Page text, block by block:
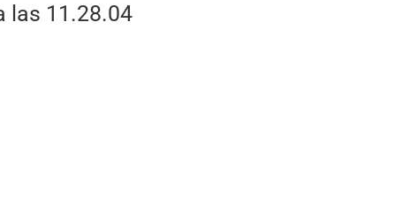
las 11.28.04